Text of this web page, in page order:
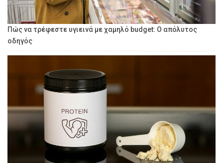
Πώς να τρέφεστε υγιεινά με χαμηλό budget: Ο απόλυτος
οδηγός